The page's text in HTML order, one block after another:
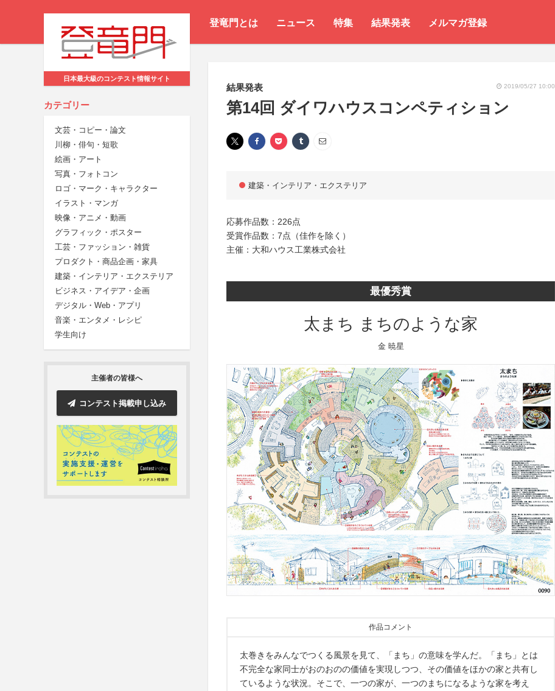
登竜門とは ニュース 特集 結果発表 メルマガ登録
日本最大級のコンテスト情報サイト
カテゴリー
文芸・コピー・論文
川柳・俳句・短歌
絵画・アート
写真・フォトコン
ロゴ・マーク・キャラクター
イラスト・マンガ
映像・アニメ・動画
グラフィック・ポスター
工芸・ファッション・雑貨
プロダクト・商品企画・家具
建築・インテリア・エクステリア
ビジネス・アイデア・企画
デジタル・Web・アプリ
音楽・エンタメ・レシピ
学生向け
主催者の皆様へ
コンテスト掲載申し込み
結果発表 2019/05/27 10:00
第14回 ダイワハウスコンペティション
建築・インテリア・エクステリア
応募作品数：226点
受賞作品数：7点（佳作を除く）
主催：大和ハウス工業株式会社
最優秀賞
太まち まちのような家
金 暁星
作品コメント
太巻きをみんなでつくる風景を見て、「まち」の意味を学んだ。「まち」とは
不完全な家同士がおのおのの価値を実現しつつ、その価値をほかの家と共有し
ているような状況。そこで、一つの家が、一つのまちになるような家を考え